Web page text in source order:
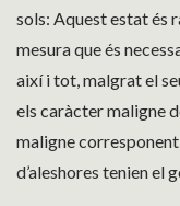
sols: Aquest estat és
mesura que és
així i tot, malgrat el
els caràcter maligne
maligne corresponent
d’aleshores tenien el